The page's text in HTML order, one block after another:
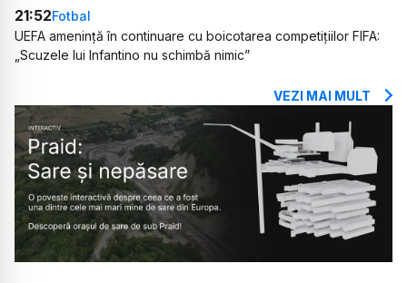
21:52Fotbal
UEFA amenință în continuare cu boicotarea competițiilor FIFA:
„Scuzele lui Infantino nu schimbă nimic”
VEZI MAI MULT